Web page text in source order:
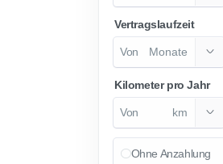
Vertragslaufzeit
Monate
Kilometer pro Jahr
km
Ohne Anzahlung